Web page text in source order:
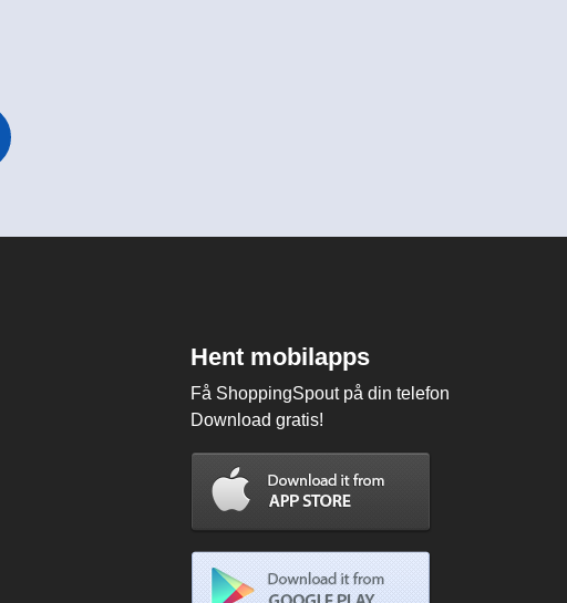
Hent mobilapps
Få ShoppingSpout på din telefon
Download gratis!